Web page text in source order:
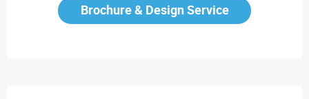
Brochure & Design Service